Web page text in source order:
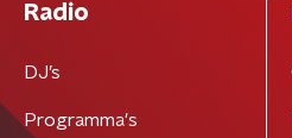
Radio
DJ’s
Programma's